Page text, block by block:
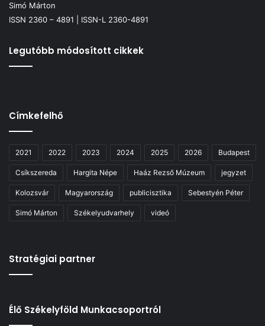
Simó Márton
ISSN 2360 – 4891 | ISSN-L 2360-4891
Legutóbb módosított cikkek
Címkefelhő
2021 2022 2023 2024 2025 2026 Budapest
Csíkszereda Hargita Népe Haáz Rezső Múzeum jegyzet
Kolozsvár Magyarország publicisztika Sebestyén Péter
Simó Márton Székelyudvarhely videó
Stratégiai partner
Élő Székelyföld Munkacsoportról